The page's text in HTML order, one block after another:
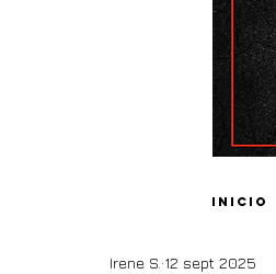
Inicio
Irene S. 12 sept 2025